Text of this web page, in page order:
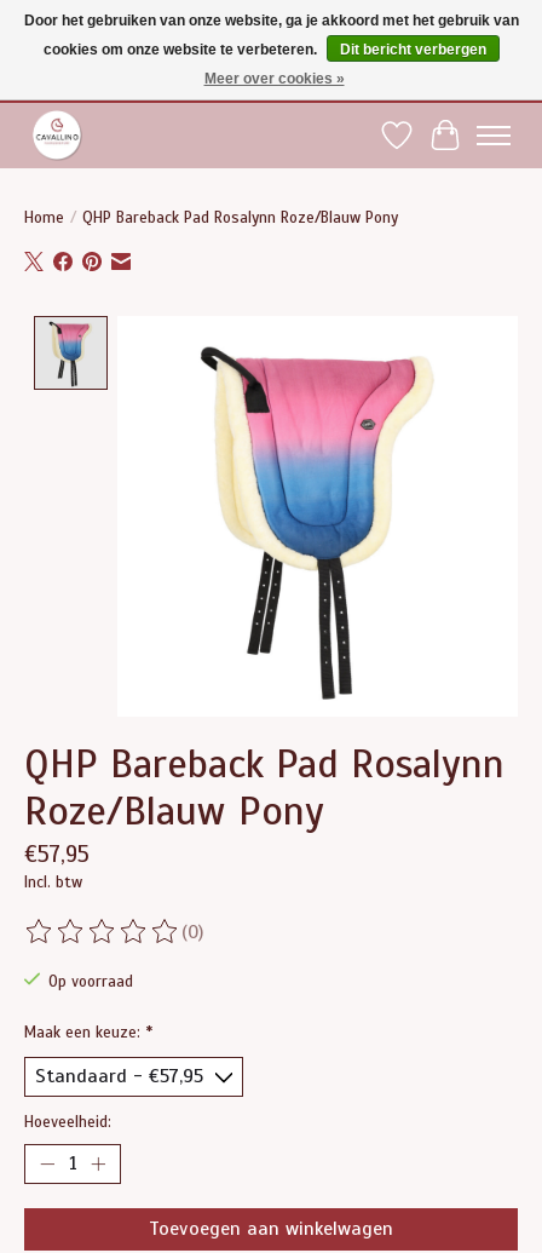
Gratis verzending vanaf €75 binnen BE - vanaf €100 naar EU | Voor 17:00 besteld is
dezelfde dag verzonden | Klantendienst: +32 (0)51 21 27 00 |
Verlanglijst
Home / QHP Bareback Pad Rosalynn Roze/Blauw Pony
QHP Bareback Pad Rosalynn
Roze/Blauw Pony
€57,95
Incl. btw
De beoordeling van dit product is
(0)
Op voorraad
Maak een keuze: *
Hoeveelheid:
Toevoegen aan winkelwagen
Door het gebruiken van onze website, ga je akkoord met het gebruik van
cookies om onze website te verbeteren.
Dit bericht verbergen
Meer over cookies »